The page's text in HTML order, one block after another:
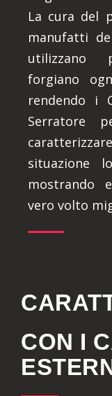
La cura del
manufatti
utilizzano
forgiano
rendendo i
Serratore
situazione
mostrando
vero volto
CON I